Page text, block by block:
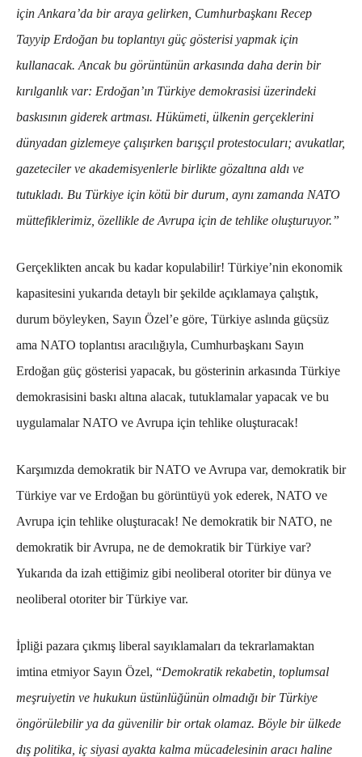
için Ankara’da bir araya gelirken, Cumhurbaşkanı Recep
Tayyip Erdoğan bu toplantıyı güç gösterisi yapmak için
kullanacak. Ancak bu görüntünün arkasında daha derin bir
kırılganlık var: Erdoğan’ın Türkiye demokrasisi üzerindeki
baskısının giderek artması. Hükümeti, ülkenin gerçeklerini
dünyadan gizlemeye çalışırken barışçıl protestocuları; avukatlar,
gazeteciler ve akademisyenlerle birlikte gözaltına aldı ve
tutukladı. Bu Türkiye için kötü bir durum, aynı zamanda NATO
müttefiklerimiz, özellikle de Avrupa için de tehlike oluşturuyor.”
Gerçeklikten ancak bu kadar kopulabilir! Türkiye’nin ekonomik
kapasitesini yukarıda detaylı bir şekilde açıklamaya çalıştık,
durum böyleyken, Sayın Özel’e göre, Türkiye aslında güçsüz
ama NATO toplantısı aracılığıyla, Cumhurbaşkanı Sayın
Erdoğan güç gösterisi yapacak, bu gösterinin arkasında Türkiye
demokrasisini baskı altına alacak, tutuklamalar yapacak ve bu
uygulamalar NATO ve Avrupa için tehlike oluşturacak!
Karşımızda demokratik bir NATO ve Avrupa var, demokratik bir
Türkiye var ve Erdoğan bu görüntüyü yok ederek, NATO ve
Avrupa için tehlike oluşturacak! Ne demokratik bir NATO, ne
demokratik bir Avrupa, ne de demokratik bir Türkiye var?
Yukarıda da izah ettiğimiz gibi neoliberal otoriter bir dünya ve
neoliberal otoriter bir Türkiye var.
İpliği pazara çıkmış liberal sayıklamaları da tekrarlamaktan
imtina etmiyor Sayın Özel, “Demokratik rekabetin, toplumsal
meşruiyetin ve hukukun üstünlüğünün olmadığı bir Türkiye
öngörülebilir ya da güvenilir bir ortak olamaz. Böyle bir ülkede
dış politika, iç siyasi ayakta kalma mücadelesinin aracı haline